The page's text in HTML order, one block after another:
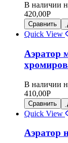
В наличии
420,00Р
Сравнить
Quick View
Аэратор
В наличии
410,00Р
Сравнить
Quick View
Аэратор